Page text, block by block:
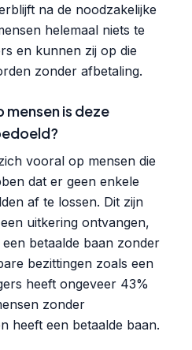
na de noodzakelijke
helemaal niets te
en kunnen zij op die
zonder afbetaling.
is deze
vooral op mensen die
dat er geen enkele
af te lossen. Dit zijn
uitkering ontvangen,
betaalde baan zonder
bezittingen zoals een
heeft ongeveer 43%
zonder
heeft een betaalde baan.